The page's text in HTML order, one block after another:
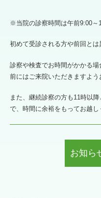
※当院の診察時間は午前9:00～
初めて受診される方や前回と
診察や検査でお時間がかかる
前にはご来院いただきますよう
また、継続診察の方も11時以
で、時間に余裕をもってお越し
お知ら